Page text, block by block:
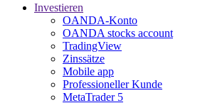
Investieren
OANDA-Konto
OANDA stocks account
TradingView
Zinssätze
Mobile app
Professioneller Kunde
MetaTrader 5